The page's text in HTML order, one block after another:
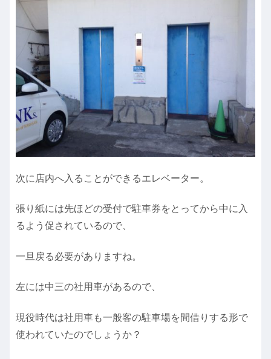
次に店内へ入ることができるエレベーター。
張り紙には先ほどの受付で駐車券をとってから中に入
るよう促されているので、
一旦戻る必要がありますね。
左には中三の社用車があるので、
現役時代は社用車も一般客の駐車場を間借りする形で
使われていたのでしょうか？